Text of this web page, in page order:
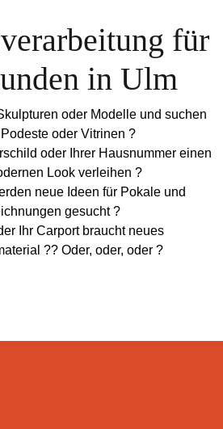
für
in Ulm
oder Modelle und suchen
oder Vitrinen ?
oder Ihrer Hausnummer einen
Look verleihen ?
neue Ideen für Pokale und
gesucht ?
Ihr Carport braucht neues
?? Oder, oder, oder ?